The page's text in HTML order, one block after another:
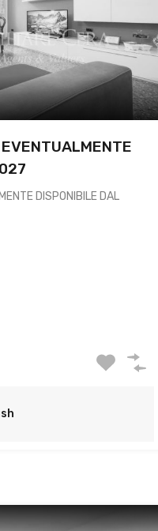
App transitorio lavoratori
DISPONIBILE DAL